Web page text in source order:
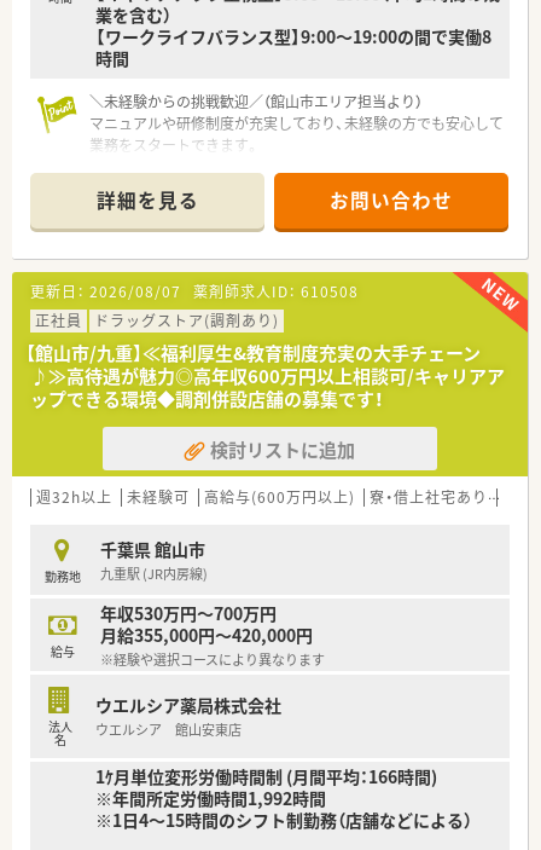
業を含む）
【ワークライフバランス型】9:00～19:00の間で実働8
時間
＼未経験からの挑戦歓迎／（館山市エリア担当より）
マニュアルや研修制度が充実しており、未経験の方でも安心して
業務をスタートできます。
【店舗情報と応需状況について】
■館山駅から車で22分ほどの場所に位置し、幅広い医療機関か
らの処方箋を面対応で応需しております。
■具体的な処方箋の応需枚数や詳細な対応科目につきましては、
お問い合わせ後に詳細をご案内いたします。
■店舗で勤務する薬剤師や医療事務の具体的な人数や体制につ
きましても、追って詳細をお伝えいたします。
【想定される業務内容】
■薬局内における調剤や服薬指導および監査業務を中心に、患者
様とじっくり向き合う業務をご担当いただきます。
■分離申請を行っているため調剤業務がメインとなりますが、必
要に応じてOTC領域の販売等にも関わります。
■最新の監査機器や音声入力マイクを利用し、効率的かつ安全に
【こんな方が活躍中】
■経験に不安がある中途入社の方でも、充実したマニュアルや研
修制度を存分に活用してスムーズに活躍しています。
■出店ペースが早いエリアにおいて、意欲的にスキルを磨き早期
に管理職として活躍している薬剤師が多数在籍します。
■患者様とのコミュニケーションを大切にし、未病への取り組み
詳細を見る お問い合わせ
更新日： 2026/08/07 薬剤師求人ID： 610508
正社員
ドラッグストア(調剤あり)
【館山市/九重】≪福利厚生&教育制度充実の大手チェーン
♪≫高待遇が魅力◎高年収600万円以上相談可/キャリアア
ップできる環境◆調剤併設店舗の募集です！
検討リストに追加
週32h以上 未経験可 高給与(600万円以上) 寮・借上社宅あり
勤務地
千葉県 館山市
九重駅 (JR内房線)
給与
年収530万円～700万円
月給355,000円～420,000円
※経験や選択コースにより異なります
法人
名
ウエルシア薬局株式会社
ウエルシア 館山安東店
1ｹ月単位変形労働時間制 (月間平均：166時間)
※年間所定労働時間1,992時間
※1日4～15時間のシフト制勤務（店舗などによる）